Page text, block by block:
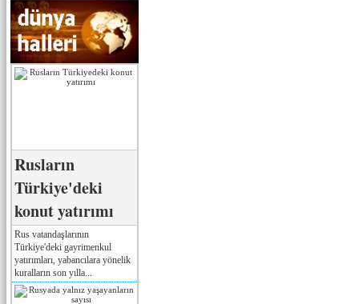
Rusların
Türkiye'deki
konut yatırımı
Rus vatandaşlarının
Türkiye'deki gayrimenkul
yatırımları, yabancılara yönelik
kuralların son yılla...